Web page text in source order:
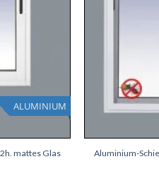
ALUMINIUM
mattes Glas
Aluminium-